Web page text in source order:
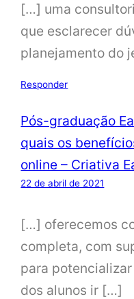
[…] uma
que esclarecer
planejamento do
Responder
Pós-graduação
quais os
online – Criativa
22 de abril de 2021
[…] oferecemos
completa, com
para
dos alunos ir […]